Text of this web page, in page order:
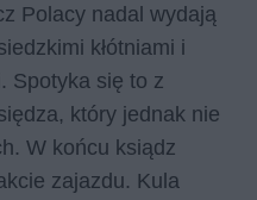
Polacy nadal wydają
kłótniami i
Spotyka się to z
który jednak nie
W końcu ksiądz
zajazdu. Kula